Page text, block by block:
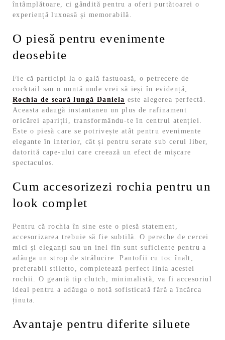
întâmplătoare, ci gândită pentru a oferi purtătoarei o
experiență luxoasă și memorabilă.
O piesă pentru evenimente
deosebite
Fie că participi la o gală fastuoasă, o petrecere de
cocktail sau o nuntă unde vrei să ieși în evidență,
Rochia de seară lungă Daniela este alegerea perfectă.
Aceasta adaugă instantaneu un plus de rafinament
oricărei apariții, transformându-te în centrul atenției.
Este o piesă care se potrivește atât pentru evenimente
elegante în interior, cât și pentru serate sub cerul liber,
datorită cape-ului care creează un efect de mișcare
spectaculos.
Cum accesorizezi rochia pentru un
look complet
Pentru că rochia în sine este o piesă statement,
accesorizarea trebuie să fie subtilă. O pereche de cercei
mici și eleganți sau un inel fin sunt suficiente pentru a
adăuga un strop de strălucire. Pantofii cu toc înalt,
preferabil stiletto, completează perfect linia acestei
rochii. O geantă tip clutch, minimalistă, va fi accesoriul
ideal pentru a adăuga o notă sofisticată fără a încărca
ținuta.
Avantaje pentru diferite siluete